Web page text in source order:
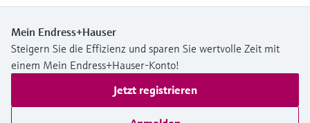
Mein Endress+Hauser
Steigern Sie die Effizienz und sparen Sie wertvolle Zeit mit
einem Mein Endress+Hauser-Konto!
Jetzt registrieren